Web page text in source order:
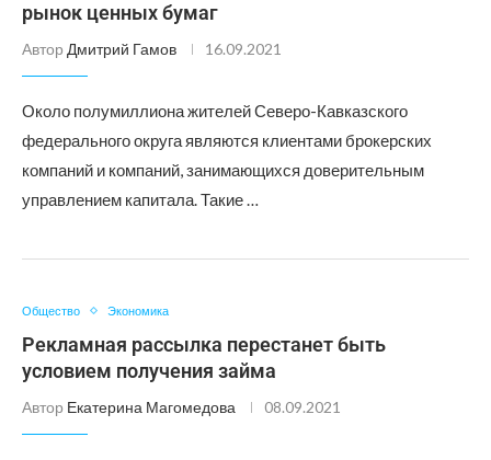
рынок ценных бумаг
Автор Дмитрий Гамов 16.09.2021
Около полумиллиона жителей Северо-Кавказского
федерального округа являются клиентами брокерских
компаний и компаний, занимающихся доверительным
управлением капитала. Такие …
Общество Экономика
Рекламная рассылка перестанет быть
условием получения займа
Автор Екатерина Магомедова 08.09.2021